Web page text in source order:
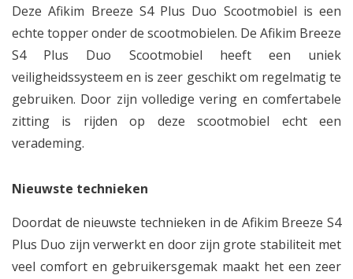
Deze Afikim Breeze S4 Plus Duo Scootmobiel is een
echte topper onder de scootmobielen. De Afikim Breeze
S4 Plus Duo Scootmobiel heeft een uniek
veiligheidssysteem en is zeer geschikt om regelmatig te
gebruiken. Door zijn volledige vering en comfertabele
zitting is rijden op deze scootmobiel echt een
verademing.
Nieuwste technieken
Doordat de nieuwste technieken in de Afikim Breeze S4
Plus Duo zijn verwerkt en door zijn grote stabiliteit met
veel comfort en gebruikersgemak maakt het een zeer